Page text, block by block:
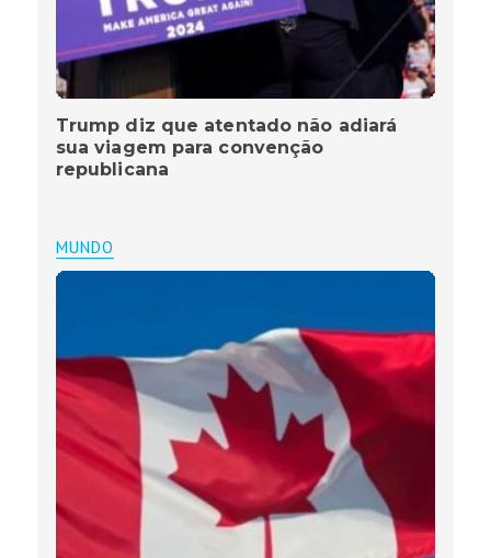
Trump diz que atentado não adiará
sua viagem para convenção
republicana
MUNDO